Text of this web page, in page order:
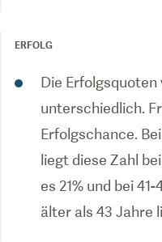
ERFOLG
Die Erfolgsquoten
unterschiedlich.
Erfolgschance.
liegt diese Zahl
es 21% und bei
älter als 43 Jahre